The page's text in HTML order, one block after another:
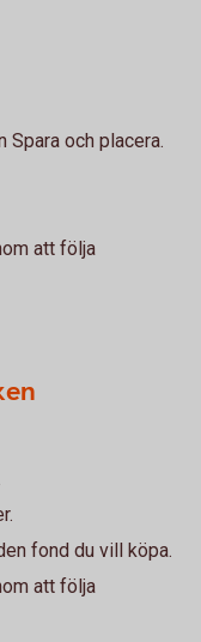
Spara och placera.
att följa
fond du vill köpa.
att följa